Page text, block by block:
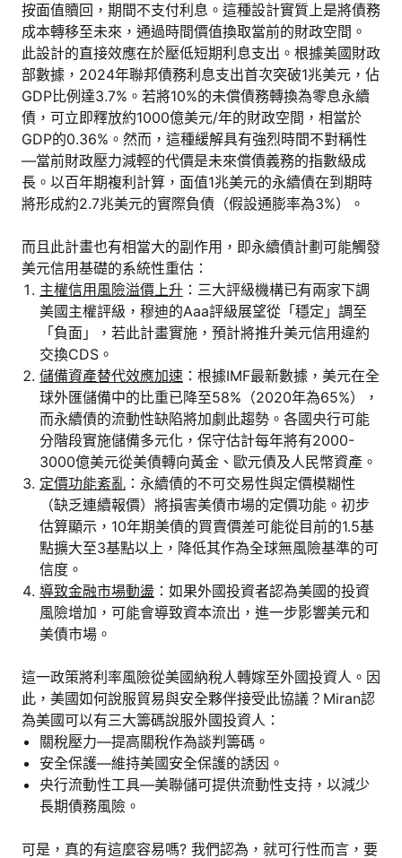
按面值贖回，期間不支付利息。這種設計實質上是將債務
成本轉移至未來，通過時間價值換取當前的財政空間。
此設計的直接效應在於壓低短期利息支出。根據美國財政
部數據，2024年聯邦債務利息支出首次突破1兆美元，佔
GDP比例達3.7%。若將10%的未償債務轉換為零息永續
債，可立即釋放約1000億美元/年的財政空間，相當於
GDP的0.36%。然而，這種緩解具有強烈時間不對稱性
—當前財政壓力減輕的代價是未來償債義務的指數級成
長。以百年期複利計算，面值1兆美元的永續債在到期時
將形成約2.7兆美元的實際負債（假設通膨率為3%）。
而且此計畫也有相當大的副作用，即永續債計劃可能觸發
美元信用基礎的系統性重估：
主權信用風險溢價上升 ：三大評級機構已有兩家下調
美國主權評級，穆迪的Aaa評級展望從「穩定」調至
「負面」，若此計畫實施，預計將推升美元信用違約
交換CDS。
儲備資產替代效應加速 ：根據IMF最新數據，美元在全
球外匯儲備中的比重已降至58%（2020年為65%），
而永續債的流動性缺陷將加劇此趨勢。各國央行可能
分階段實施儲備多元化，保守估計每年將有2000-
3000億美元從美債轉向黃金、歐元債及人民幣資產。
定價功能紊亂 ：永續債的不可交易性與定價模糊性
（缺乏連續報價）將損害美債市場的定價功能。初步
估算顯示，10年期美債的買賣價差可能從目前的1.5基
點擴大至3基點以上，降低其作為全球無風險基準的可
信度。
導致金融市場動盪 ：如果外國投資者認為美國的投資
風險增加，可能會導致資本流出，進一步影響美元和
美債市場。
這一政策將利率風險從美國納稅人轉嫁至外國投資人。因
此，美國如何說服貿易與安全夥伴接受此協議？Miran認
為美國可以有三大籌碼說服外國投資人：
關稅壓力—提高關稅作為談判籌碼。
安全保護—維持美國安全保護的誘因。
央行流動性工具—美聯儲可提供流動性支持，以減少
長期債務風險。
可是，真的有這麼容易嗎? 我們認為，就可行性而言，要